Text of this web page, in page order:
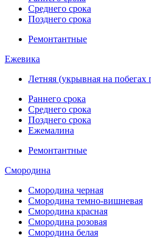
Среднего срока
Позднего срока
Ремонтантные
Ежевика
Летняя (укрывная на побегах
Раннего срока
Среднего срока
Позднего срока
Ежемалина
Ремонтантные
Смородина
Смородина черная
Смородина темно-вишневая
Смородина красная
Смородина розовая
Смородина белая